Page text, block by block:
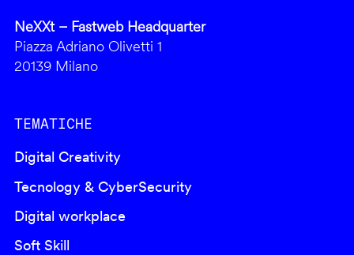
NeXXt – Fastweb Headquarter
Piazza Adriano Olivetti 1
20139 Milano
TEMATICHE
Digital Creativity
Tecnology & CyberSecurity
Digital workplace
Soft Skill